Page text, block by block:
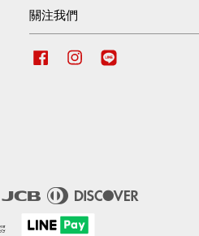
關注我們
Facebook Instagram
American
JCB
Diners